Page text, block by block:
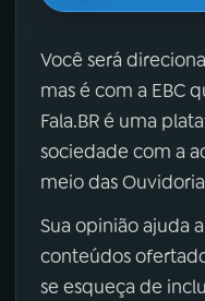
Você será
mas é com a EBC
Fala.BR é uma
sociedade com a
meio das
Sua opinião ajuda
conteúdos
se esqueça de